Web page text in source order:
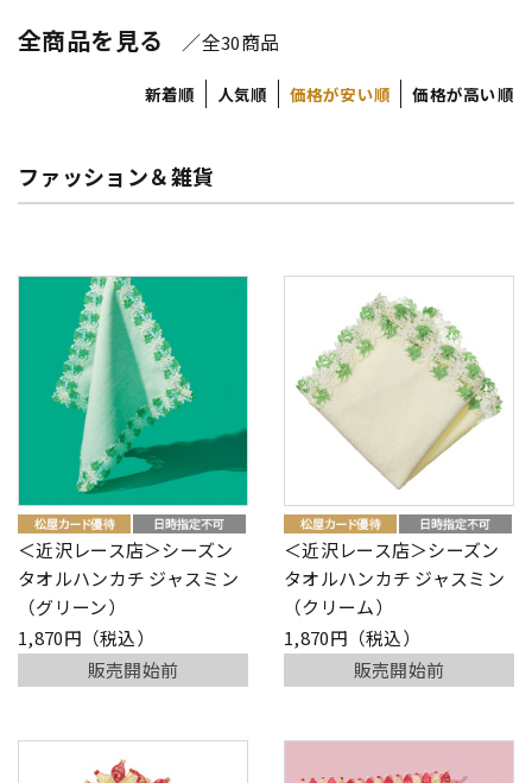
全商品を見る ／全30商品
新着順 人気順 価格が安い順 価格が高い順
ファッション＆雑貨
＜近沢レース店＞シーズン
タオルハンカチ ジャスミン
（グリーン）
1,870円（税込）
販売開始前
＜近沢レース店＞シーズン
タオルハンカチ ジャスミン
（クリーム）
1,870円（税込）
販売開始前